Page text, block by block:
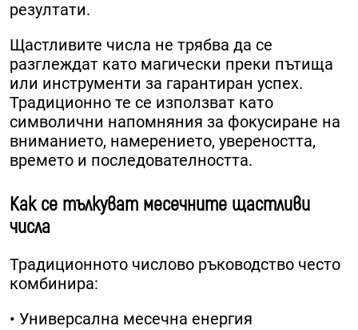
резултати.
Щастливите числа не трябва да се
разглеждат като магически преки пътища
или инструменти за гарантиран успех.
Традиционно те се използват като
символични напомняния за фокусиране на
вниманието, намерението, увереността,
времето и последователността.
Как се тълкуват месечните щастливи
числа
Традиционното числово ръководство често
комбинира:
• Универсална месечна енергия